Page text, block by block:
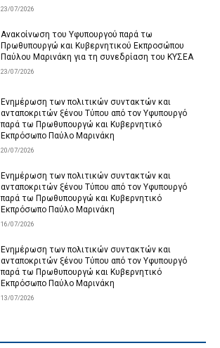
23/07/2026
Ανακοίνωση του Υφυπουργού παρά τω
Πρωθυπουργώ και Κυβερνητικού Εκπροσώπου
Παύλου Μαρινάκη για τη συνεδρίαση του ΚΥΣΕΑ
23/07/2026
Ενημέρωση των πολιτικών συντακτών και
ανταποκριτών ξένου Τύπου από τον Υφυπουργό
παρά τω Πρωθυπουργώ και Κυβερνητικό
Εκπρόσωπο Παύλο Μαρινάκη
20/07/2026
Ενημέρωση των πολιτικών συντακτών και
ανταποκριτών ξένου Τύπου από τον Υφυπουργό
παρά τω Πρωθυπουργώ και Κυβερνητικό
Εκπρόσωπο Παύλο Μαρινάκη
16/07/2026
Ενημέρωση των πολιτικών συντακτών και
ανταποκριτών ξένου Τύπου από τον Υφυπουργό
παρά τω Πρωθυπουργώ και Κυβερνητικό
Εκπρόσωπο Παύλο Μαρινάκη
13/07/2026